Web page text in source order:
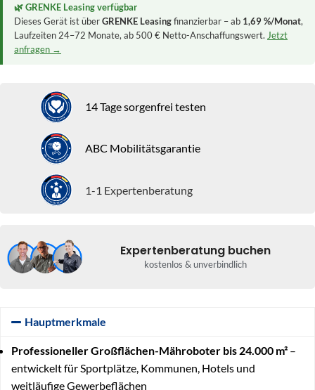
🌿 GRENKE Leasing verfügbar
Dieses Gerät ist überGRENKE Leasingfinanzierbar – ab 1,69 %/Monat,
Laufzeiten 24–72 Monate, ab 500 € Netto-Anschaffungswert. Jetzt
anfragen →
14 Tage sorgenfrei testen
ABC Mobilitätsgarantie
1-1 Expertenberatung
Expertenberatung buchen
kostenlos & unverbindlich
Hauptmerkmale
Professioneller Großflächen-Mähroboter bis 24.000 m² –
entwickelt für Sportplätze, Kommunen, Hotels und
weitläufige Gewerbeflächen